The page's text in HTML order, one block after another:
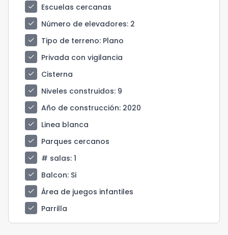
check
Escuelas cercanas
check
Número de elevadores: 2
check
Tipo de terreno: Plano
check
Privada con vigilancia
check
Cisterna
check
Niveles construidos: 9
check
Año de construcción: 2020
check
Linea blanca
check
Parques cercanos
check
# salas: 1
check
Balcon: Si
check
Área de juegos infantiles
check
Parrilla